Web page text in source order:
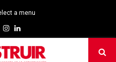
a menu
Instagram
Linkedin